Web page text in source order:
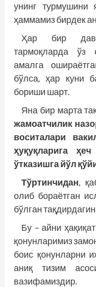
унинг турмушини
ҳаммамиз бирдек
Ҳар бир
тармоқларда ўз
амалга
бўлса, ҳар куни
бориши шарт.
Яна бир марта
жамоатчилик
воситалари
ҳуқуқларига
ўтказишга йўл
Тўртинчидан,
олиб бораётган
бўлган
Бу – айни
қонунларимиз
боис қонунларни
аниқ тизим
вазифамиздир.